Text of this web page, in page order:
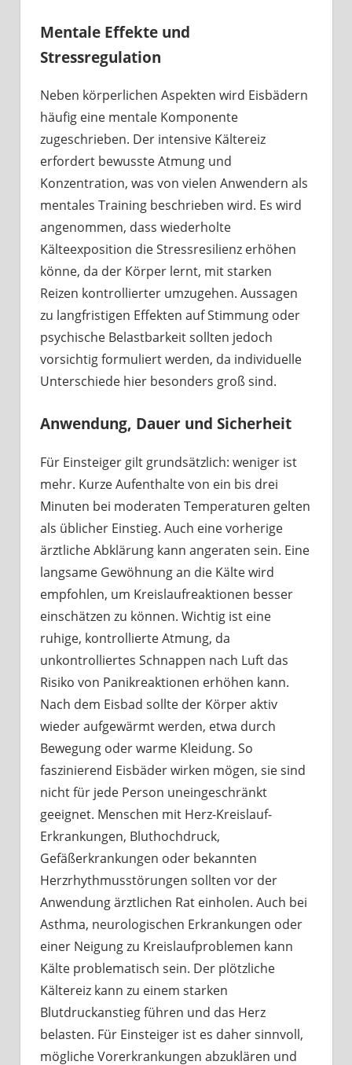
Mentale Effekte und
Stressregulation
Neben körperlichen Aspekten wird Eisbädern
häufig eine mentale Komponente
zugeschrieben. Der intensive Kältereiz
erfordert bewusste Atmung und
Konzentration, was von vielen Anwendern als
mentales Training beschrieben wird. Es wird
angenommen, dass wiederholte
Kälteexposition die Stressresilienz erhöhen
könne, da der Körper lernt, mit starken
Reizen kontrollierter umzugehen. Aussagen
zu langfristigen Effekten auf Stimmung oder
psychische Belastbarkeit sollten jedoch
vorsichtig formuliert werden, da individuelle
Unterschiede hier besonders groß sind.
Anwendung, Dauer und Sicherheit
Für Einsteiger gilt grundsätzlich: weniger ist
mehr. Kurze Aufenthalte von ein bis drei
Minuten bei moderaten Temperaturen gelten
als üblicher Einstieg. Auch eine vorherige
ärztliche Abklärung kann angeraten sein. Eine
langsame Gewöhnung an die Kälte wird
empfohlen, um Kreislaufreaktionen besser
einschätzen zu können. Wichtig ist eine
ruhige, kontrollierte Atmung, da
unkontrolliertes Schnappen nach Luft das
Risiko von Panikreaktionen erhöhen kann.
Nach dem Eisbad sollte der Körper aktiv
wieder aufgewärmt werden, etwa durch
Bewegung oder warme Kleidung. So
faszinierend Eisbäder wirken mögen, sie sind
nicht für jede Person uneingeschränkt
geeignet. Menschen mit Herz-Kreislauf-
Erkrankungen, Bluthochdruck,
Gefäßerkrankungen oder bekannten
Herzrhythmusstörungen sollten vor der
Anwendung ärztlichen Rat einholen. Auch bei
Asthma, neurologischen Erkrankungen oder
einer Neigung zu Kreislaufproblemen kann
Kälte problematisch sein. Der plötzliche
Kältereiz kann zu einem starken
Blutdruckanstieg führen und das Herz
belasten. Für Einsteiger ist es daher sinnvoll,
mögliche Vorerkrankungen abzuklären und